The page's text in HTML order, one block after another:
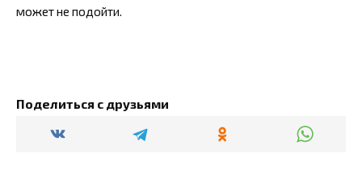
может не подойти.
Поделиться с друзьями